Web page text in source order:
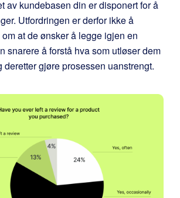
av kundebasen din er disponert for å
Utfordringen er derfor ikke å
at de ønsker å legge igjen en
snarere å forstå hva som utløser dem
deretter gjøre prosessen uanstrengt.